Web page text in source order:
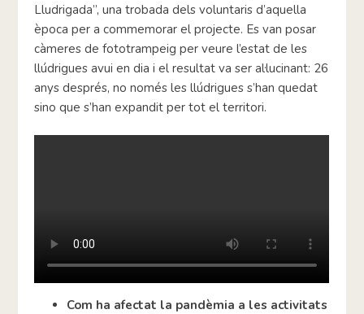
Lludrigada”, una trobada dels voluntaris d’aquella
època per a commemorar el projecte. Es van posar
càmeres de fototrampeig per veure l’estat de les
llúdrigues avui en dia i el resultat va ser al·lucinant: 26
anys després, no només les llúdrigues s’han quedat
sino que s’han expandit per tot el territori.
Com ha afectat la pandèmia a les activitats